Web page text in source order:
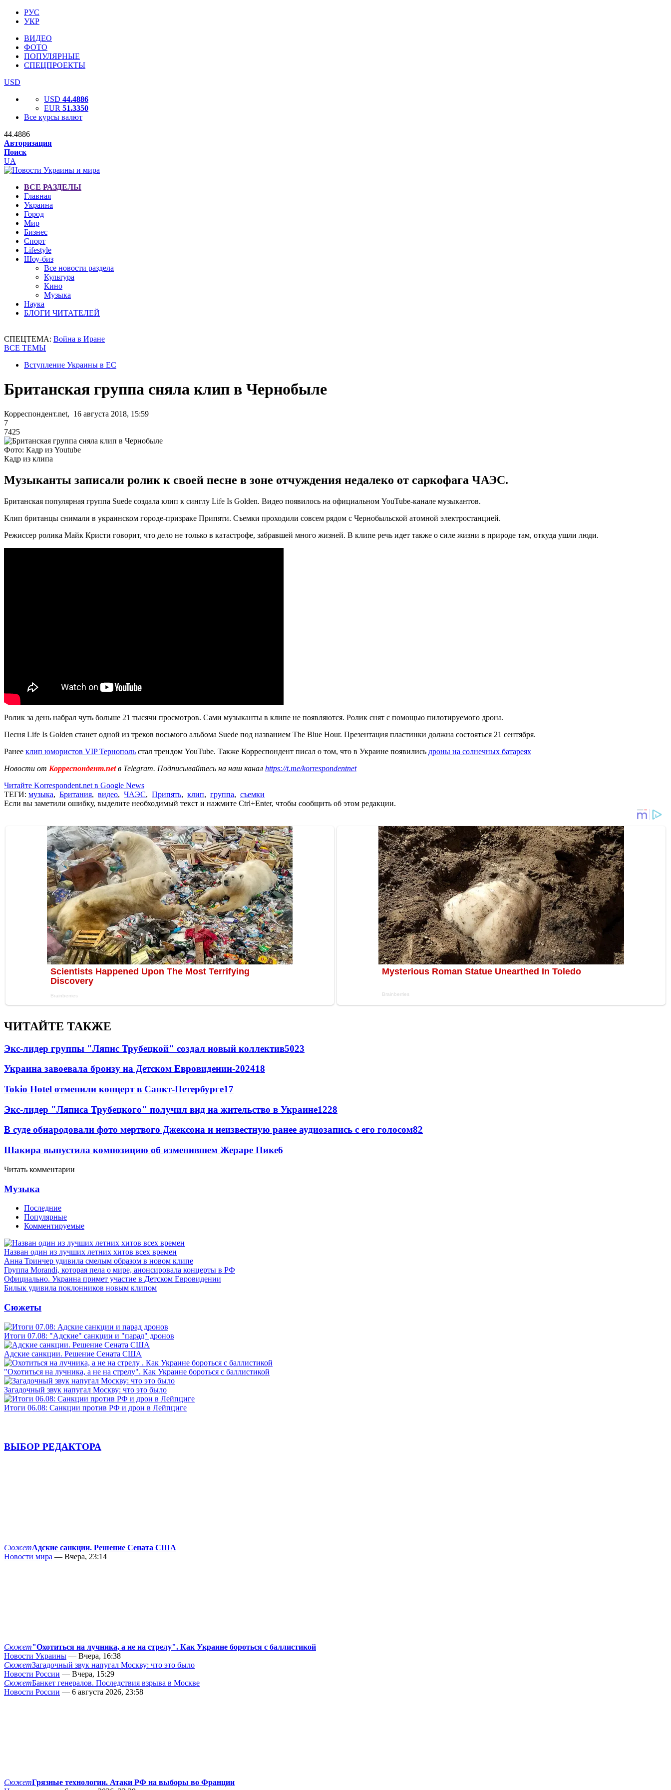
РУС
УКР
ВИДЕО
ФОТО
ПОПУЛЯРНЫЕ
СПЕЦПРОЕКТЫ
USD
USD 44.4886
EUR 51.3350
Все курсы валют
44.4886
Авторизация
Поиск
UA
ВСЕ РАЗДЕЛЫ
Главная
Украина
Город
Мир
Бизнес
Спорт
Lifestyle
Шоу-биз
Все новости раздела
Культура
Кино
Музыка
Наука
БЛОГИ ЧИТАТЕЛЕЙ
СПЕЦТЕМА: Война в Иране
ВСЕ ТЕМЫ
Вступление Украины в ЕС
Британская группа сняла клип в Чернобыле
Корреспондент.net, 16 августа 2018, 15:59
7
7425
Фото: Кадр из Youtube
Кадр из клипа
Музыканты записали ролик к своей песне в зоне отчуждения недалеко от саркофага ЧАЭС.
Британская популярная группа Suede создала клип к синглу Life Is Golden. Видео появилось на официальном YouTube-канале музыкантов.
Клип британцы снимали в украинском городе-призраке Припяти. Съемки проходили совсем рядом с Чернобыльской атомной электростанцией.
Режиссер ролика Майк Кристи говорит, что дело не только в катастрофе, забравшей много жизней. В клипе речь идет также о силе жизни в природе там, откуда ушли люди.
Ролик за день набрал чуть больше 21 тысячи просмотров. Сами музыканты в клипе не появляются. Ролик снят с помощью пилотируемого дрона.
Песня Life Is Golden станет одной из треков восьмого альбома Suede под названием The Blue Hour. Презентация пластинки должна состояться 21 сентября.
Ранее клип юмористов VIP Тернополь стал трендом YouTube. Также Корреспондент писал о том, что в Украине появились дроны на солнечных батареях
Новости от Корреспондент.netв Telegram. Подписывайтесь на наш канал https://t.me/korrespondentnet
Читайте Korrespondent.net в Google News
ТЕГИ: музыка, Британия, видео, ЧАЭС, Припять, клип, группа, съемки
Если вы заметили ошибку, выделите необходимый текст и нажмите Ctrl+Enter, чтобы сообщить об этом редакции.
ЧИТАЙТЕ ТАКЖЕ
Экс-лидер группы "Ляпис Трубецкой" создал новый коллектив5023
Украина завоевала бронзу на Детском Евровидении-202418
Tokio Hotel отменили концерт в Санкт-Петербурге17
Экс-лидер "Ляписа Трубецкого" получил вид на жительство в Украине1228
В суде обнародовали фото мертвого Джексона и неизвестную ранее аудиозапись с его голосом82
Шакира выпустила композицию об изменившем Жераре Пике6
Читать комментарии
Музыка
Последние
Популярные
Комментируемые
Назван один из лучших летних хитов всех времен
Анна Тринчер удивила смелым образом в новом клипе
Группа Morandi, которая пела о мире, анонсировала концерты в РФ
Официально. Украина примет участие в Детском Евровидении
Билык удивила поклонников новым клипом
Сюжеты
Итоги 07.08: "Адские" санкции и "парад" дронов
Адские санкции. Решение Сената США
"Охотиться на лучника, а не на стрелу". Как Украине бороться с баллистикой
Загадочный звук напугал Москву: что это было
Итоги 06.08: Санкции против РФ и дрон в Лейпциге
ВЫБОР РЕДАКТОРА
СюжетАдские санкции. Решение Сената США
Новости мира — Вчера, 23:14
Сюжет"Охотиться на лучника, а не на стрелу". Как Украине бороться с баллистикой
Новости Украины — Вчера, 16:38
СюжетЗагадочный звук напугал Москву: что это было
Новости России — Вчера, 15:29
СюжетБанкет генералов. Последствия взрыва в Москве
Новости России — 6 августа 2026, 23:58
СюжетГрязные технологии. Атаки РФ на выборы во Франции